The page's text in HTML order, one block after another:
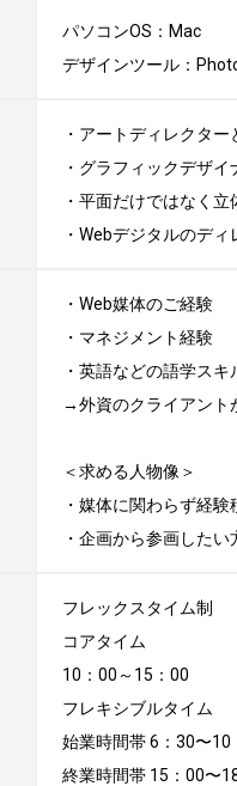
パソコンOS：Mac
デザインツール：
・アートディレクタ
・グラフィックデザ
・平面だけではなく
・Webデジタルのデ
・Web媒体のご経験
・マネジメント経験
・英語などの語学スキ
→外資のクライアント
＜求める人物像＞
・媒体に関わらず経験
・企画から参画したい
フレックスタイム制
コアタイム
10：00～15：00
フレキシブルタイム
始業時間帯 6：30〜10
終業時間帯 15：00〜